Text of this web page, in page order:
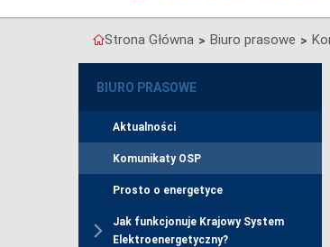
Strona Główna > Biuro prasowe >
BIURO PRASOWE
Aktualności
Komunikaty OSP
Prosto o energetyce
Jak funkcjonuje Krajowy System
Elektroenergetyczny?